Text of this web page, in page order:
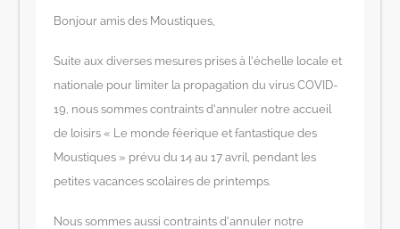
Bonjour amis des Moustiques,
Suite aux diverses mesures prises à l’échelle locale et
nationale pour limiter la propagation du virus COVID-
19, nous sommes contraints d’annuler notre accueil
de loisirs « Le monde féerique et fantastique des
Moustiques » prévu du 14 au 17 avril, pendant les
petites vacances scolaires de printemps.
Nous sommes aussi contraints d’annuler notre